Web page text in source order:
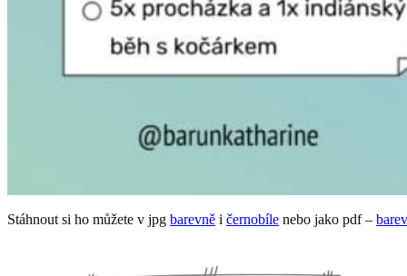
Stáhnout si ho můžete v jpg barevně i černobíle nebo jako pdf –